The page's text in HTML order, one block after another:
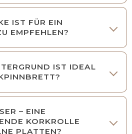
IST FÜR EIN
EMPFEHLEN?
IST IDEAL
– EINE
KORKROLLE
PLATTEN?